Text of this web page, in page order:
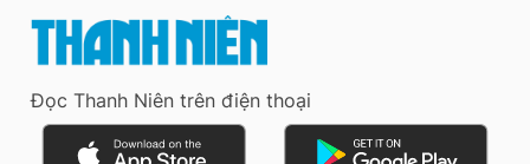
Đọc Thanh Niên trên điện thoại